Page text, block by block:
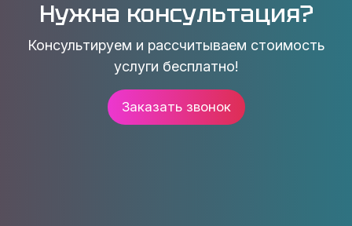
Нужна консультация?
Консультируем и рассчитываем стоимость
услуги бесплатно!
Заказать звонок